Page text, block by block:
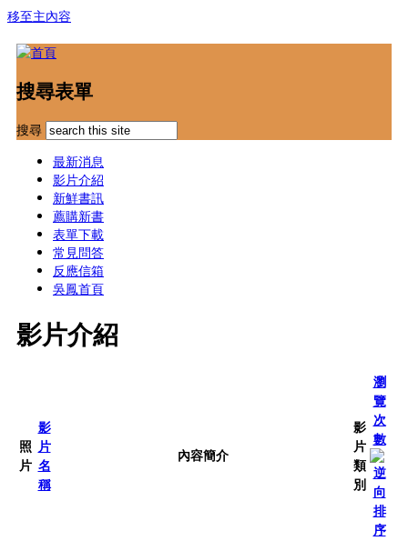
移至主內容
搜尋表單
搜尋
最新消息
影片介紹
新鮮書訊
薦購新書
表單下載
常見問答
反應信箱
吳鳳首頁
影片介紹
照
片
影
片
名
稱
內容簡介
影
片
類
別
瀏
覽
次
數